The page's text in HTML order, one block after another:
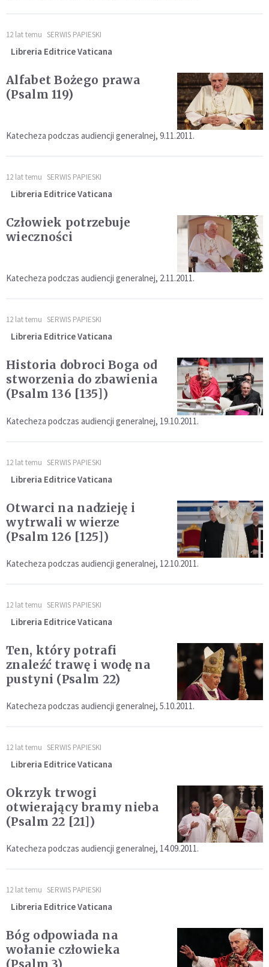
12 lat temu SERWIS PAPIESKI
Libreria Editrice Vaticana
Alfabet Bożego prawa
(Psalm 119)
Katecheza podczas audiencji generalnej, 9.11.2011.
12 lat temu SERWIS PAPIESKI
Libreria Editrice Vaticana
Człowiek potrzebuje
wieczności
Katecheza podczas audiencji generalnej, 2.11.2011.
12 lat temu SERWIS PAPIESKI
Libreria Editrice Vaticana
Historia dobroci Boga od
stworzenia do zbawienia
(Psalm 136 [135])
Katecheza podczas audiencji generalnej, 19.10.2011.
12 lat temu SERWIS PAPIESKI
Libreria Editrice Vaticana
Otwarci na nadzieję i
wytrwali w wierze
(Psalm 126 [125])
Katecheza podczas audiencji generalnej, 12.10.2011.
12 lat temu SERWIS PAPIESKI
Libreria Editrice Vaticana
Ten, który potrafi
znaleźć trawę i wodę na
pustyni (Psalm 22)
Katecheza podczas audiencji generalnej, 5.10.2011.
12 lat temu SERWIS PAPIESKI
Libreria Editrice Vaticana
Okrzyk trwogi
otwierający bramy nieba
(Psalm 22 [21])
Katecheza podczas audiencji generalnej, 14.09.2011.
12 lat temu SERWIS PAPIESKI
Libreria Editrice Vaticana
Bóg odpowiada na
wołanie człowieka
(Psalm 3)